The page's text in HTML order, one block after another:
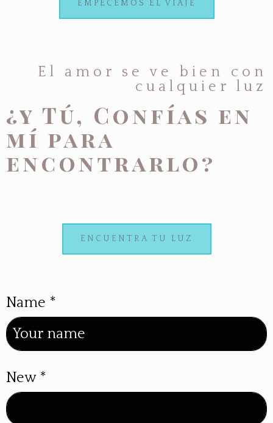
EMPECEMOS EL VIAJE
El amor se ve bien con
cualquier luz
¿y Tú, Confías en
mí para
encontrarlo?
ENCUENTRA TU LUZ
Name *
New *